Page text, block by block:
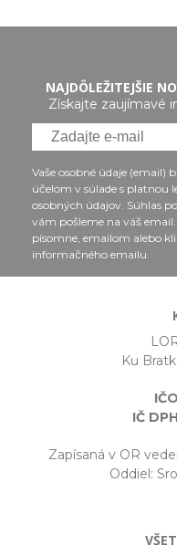
NAJDÔLEŽITEJŠIE
Získajte zaujímavé
Vaše osobné údaje (email)
účelom v súlade s platnou
osobných údajov. Súhlas
vám pošleme na váš
písomne, emailom alebo
informačného emailu.
Ku
IČ
Zapísaná v OR
Oddiel: